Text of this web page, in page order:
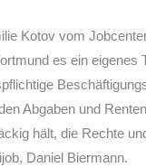
Kotov vom
es ein eigenes
Abgaben und
hält, die Rechte
Daniel Biermann.